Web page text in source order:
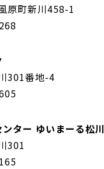
原町新川458-1
301番地-4
ター ゆいまーる松川
301